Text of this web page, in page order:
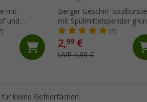
mit
und
grau
Berger Geschirr-Spülbürste
mit Spülmittelspender grün
(4)
2,99 €
UVP 4,99 €
kleine Gefrierfächer!